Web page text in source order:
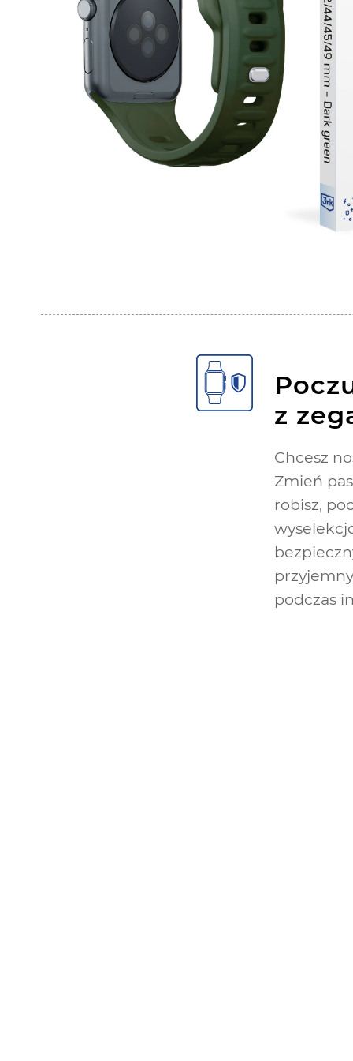
z
Chcesz
Zmień
robisz,
podczas